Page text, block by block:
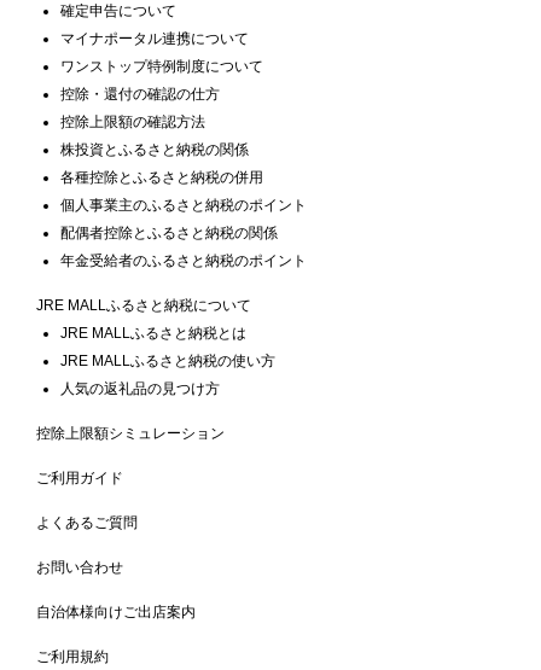
確定申告について
マイナポータル連携について
ワンストップ特例制度について
控除・還付の確認の仕方
控除上限額の確認方法
株投資とふるさと納税の関係
各種控除とふるさと納税の併用
個人事業主のふるさと納税のポイント
配偶者控除とふるさと納税の関係
年金受給者のふるさと納税のポイント
JRE MALLふるさと納税について
JRE MALLふるさと納税とは
JRE MALLふるさと納税の使い方
人気の返礼品の見つけ方
控除上限額シミュレーション
ご利用ガイド
よくあるご質問
お問い合わせ
自治体様向けご出店案内
ご利用規約